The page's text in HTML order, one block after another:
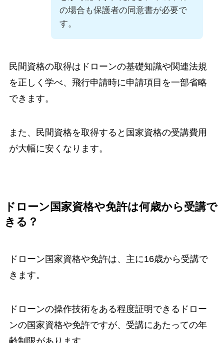
の場合も保護者の同意書が必要で
す。
民間資格の取得はドローンの基礎知識や関連法規
を正しく学べ、飛行申請時に申請項目を一部省略
できます。
また、民間資格を取得すると国家資格の受講費用
が大幅に安くなります。
ドローン国家資格や免許は何歳から受講で
きる？
ドローン国家資格や免許は、主に16歳から受講で
きます。
ドローンの操作技術をある程度証明できるドロー
ンの国家資格や免許ですが、受講にあたっての年